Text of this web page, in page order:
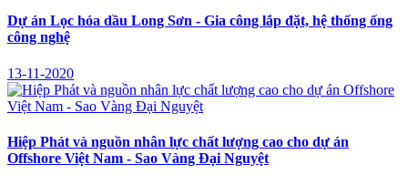
Dự án Lọc hóa dầu Long Sơn - Gia công lắp đặt, hệ thống ống
công nghệ
13-11-2020
Hiệp Phát và nguồn nhân lực chất lượng cao cho dự án
Offshore Việt Nam - Sao Vàng Đại Nguyệt